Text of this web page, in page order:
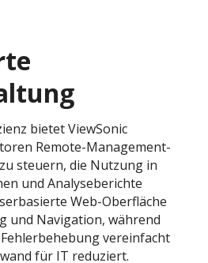
bietet ViewSonic
Remote-Management-
steuern, die Nutzung in
und Analyseberichte
Web-Oberfläche
und Navigation, während
vereinfacht
für IT reduziert.